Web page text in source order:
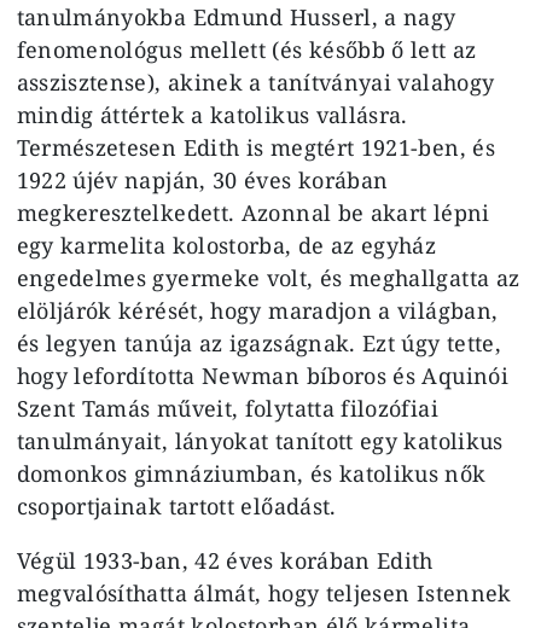
tanulmányokba Edmund Husserl, a nagy
fenomenológus mellett (és később ő lett az
asszisztense), akinek a tanítványai valahogy
mindig áttértek a katolikus vallásra.
Természetesen Edith is megtért 1921-ben, és
1922 újév napján, 30 éves korában
megkeresztelkedett. Azonnal be akart lépni
egy karmelita kolostorba, de az egyház
engedelmes gyermeke volt, és meghallgatta az
elöljárók kérését, hogy maradjon a világban,
és legyen tanúja az igazságnak. Ezt úgy tette,
hogy lefordította Newman bíboros és Aquinói
Szent Tamás műveit, folytatta filozófiai
tanulmányait, lányokat tanított egy katolikus
domonkos gimnáziumban, és katolikus nők
csoportjainak tartott előadást.
Végül 1933-ban, 42 éves korában Edith
megvalósíthatta álmát, hogy teljesen Istennek